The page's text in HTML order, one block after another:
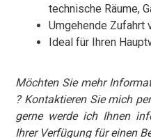
technische Räume,
Umgehende Zufahrt
Ideal für Ihren
Möchten Sie mehr
? Kontaktieren Sie mich
gerne werde ich Ihnen
Ihrer Verfügung für einen